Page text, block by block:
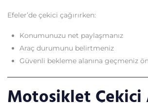
Efeler’de çekici çağırırken:
Konumunuzu net paylaşmanız
Araç durumunu belirtmeniz
Güvenli bekleme alanına geçmeniz
Motosiklet Çekici